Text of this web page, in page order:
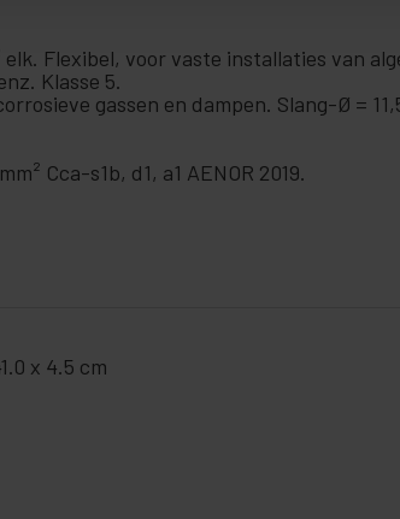
Flexibel, voor vaste installaties van
Klasse 5.
gassen en dampen. Slang-Ø =
Cca-s1b, d1, a1 AENOR 2019.
x 4.5 cm